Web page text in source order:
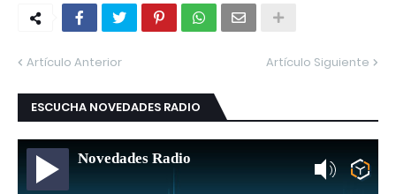
Artículo Anterior Artículo Siguiente
ESCUCHA NOVEDADES RADIO
Novedades Radio